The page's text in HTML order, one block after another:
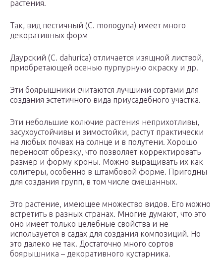
растения.
Так, вид пестичный (С. monogyna) имеет много
декоративных форм
Даурский (С. dahurica) отличается изящной листвой,
приобретающей осенью пурпурную окраску и др.
Эти боярышники считаются лучшими сортами для
создания эстетичного вида приусадебного участка.
Эти небольшие колючие растения неприхотливы,
засухоустойчивы и зимостойки, растут практически
на любых почвах на солнце и в полутени. Хорошо
переносят обрезку, что позволяет корректировать
размер и форму кроны. Можно выращивать их как
солитеры, особенно в штамбовой форме. Пригодны
для создания групп, в том числе смешанных.
Это растение, имеющее множество видов. Его можно
встретить в разных странах. Многие думают, что это
оно имеет только целебные свойства и не
используется в садах для создания композиций. Но
это далеко не так. Достаточно много сортов
боярышника – декоративного кустарника.